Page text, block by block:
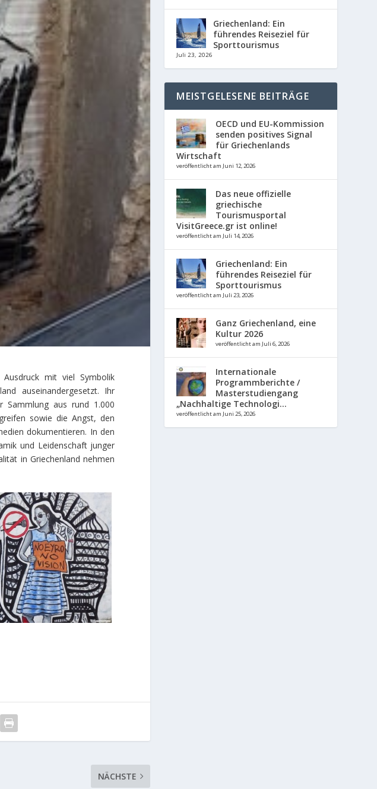
mit viel Symbolik
auseinandergesetzt. Ihr
aus rund 1.000
sowie die Angst, den
dokumentieren. In den
und Leidenschaft junger
in Griechenland nehmen
NÄCHSTE
Griechenland: Ein
führendes Reiseziel für
Sporttourismus
Juli 23, 2026
MEISTGELESENE BEITRÄGE
OECD und EU-Kommission
senden positives Signal
für Griechenlands
Wirtschaft
veröffentlicht am Juni 12, 2026
Das neue offizielle
griechische
Tourismusportal
VisitGreece.gr ist online!
veröffentlicht am Juli 14, 2026
Griechenland: Ein
führendes Reiseziel für
Sporttourismus
veröffentlicht am Juli 23, 2026
Ganz Griechenland, eine
Kultur 2026
veröffentlicht am Juli 6, 2026
Internationale
Programmberichte /
Masterstudiengang
„Nachhaltige Technologi...
veröffentlicht am Juni 25, 2026